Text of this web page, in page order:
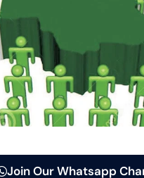
Join Our Whatsapp